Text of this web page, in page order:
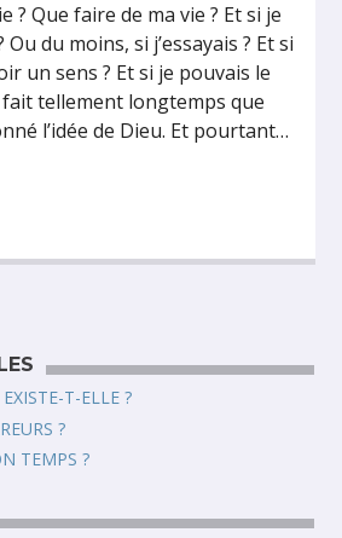
? Que faire de ma vie ? Et si je
du moins, si j’essayais ? Et si
un sens ? Et si je pouvais le
tellement longtemps que
l’idée de Dieu. Et pourtant…
T-ELLE ?
?
TEMPS ?